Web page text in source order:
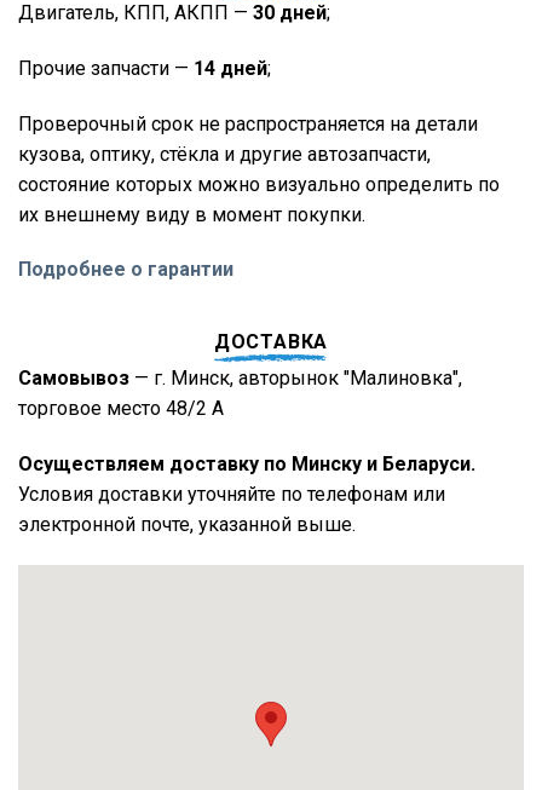
Двигатель, КПП, АКПП — 30 дней;
Прочие запчасти — 14 дней;
Проверочный срок не распространяется на детали
кузова, оптику, стёкла и другие автозапчасти,
состояние которых можно визуально определить по
их внешнему виду в момент покупки.
Подробнее о гарантии
ДОСТАВКА
Самовывоз — г. Минск, авторынок "Малиновка",
торговое место 48/2 А
Осуществляем доставку по Минску и Беларуси.
Условия доставки уточняйте по телефонам или
электронной почте, указанной выше.